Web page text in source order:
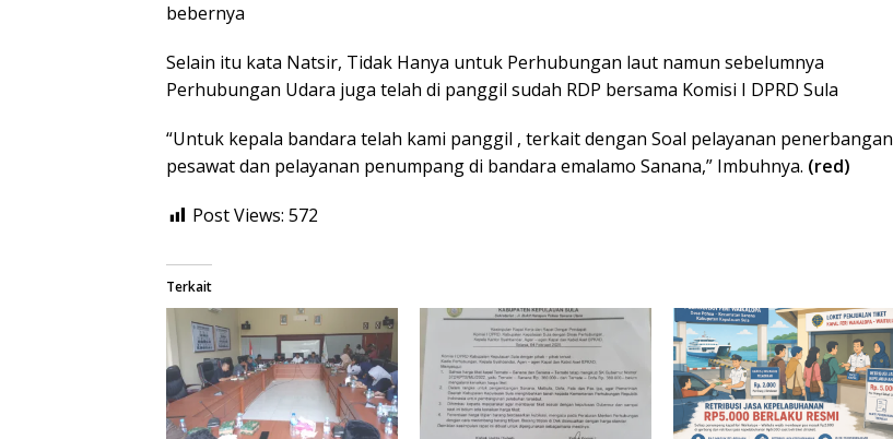
bebernya
Selain itu kata Natsir, Tidak Hanya untuk Perhubungan laut namun sebelumnya
Perhubungan Udara juga telah di panggil sudah RDP bersama Komisi I DPRD Sula
“Untuk kepala bandara telah kami panggil , terkait dengan Soal pelayanan penerbangan
pesawat dan pelayanan penumpang di bandara emalamo Sanana,” Imbuhnya. (red)
Post Views: 572
Terkait